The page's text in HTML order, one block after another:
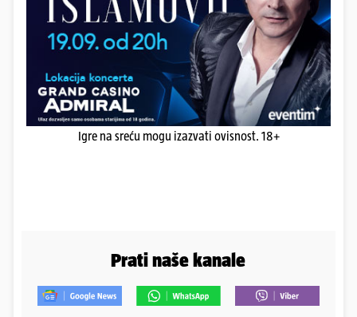
Igre na sreću mogu izazvati ovisnost. 18+
Prati naše kanale